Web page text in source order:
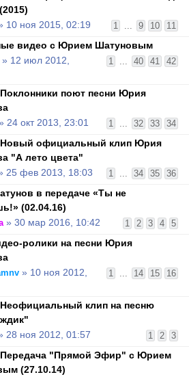
1 ... 9 10 11
10 ноя 2015, 02:19
видео с Юрием Шатуновым
1 ... 40 41 42
» 12 июл 2012,
поют песни Юрия
1 ... 32 33 34
24 окт 2013, 23:01
официальный клип Юрия
"А лето цвета"
1 ... 34 35 36
25 фев 2013, 18:03
в передаче «Ты не
(02.04.16)
1 2 3 4 5
» 30 мар 2016, 10:42
ролики на песни Юрия
1 ... 14 15 16
» 10 ноя 2012,
клип на песню
1 2 3
28 ноя 2012, 01:57
"Прямой Эфир" с Юрием
(27.10.14)